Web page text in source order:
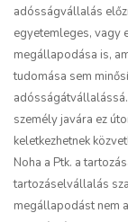
adósságvállalás
egyetemleges, vagy
megállapodása is,
tudomása sem
személy javára ez
keletkezhetnek
Noha a Ptk. a
tartozáselvállalás
megállapodást nem